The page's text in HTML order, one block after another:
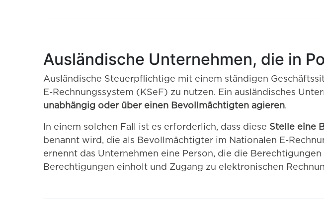
Ausländische Unternehmen, die in
Ausländische Steuerpflichtige mit einem ständigen
E-Rechnungssystem (KSeF) zu nutzen. Ein ausländisches
unabhängig oder über einen Bevollmächtigten agieren.
In einem solchen Fall ist es erforderlich, dass diese Stelle eine
benannt wird, die als Bevollmächtigter im Nationalen E-
ernennt das Unternehmen eine Person, die die
Berechtigungen einholt und Zugang zu elektronischen